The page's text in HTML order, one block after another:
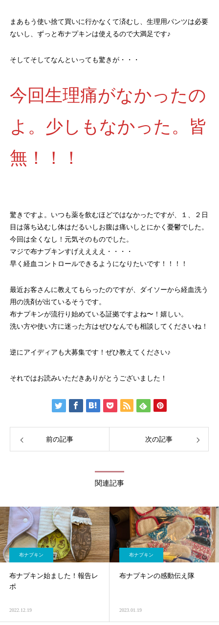
まあもう使い捨て買いに行かなくて済むし、生理用パンツは必要
ないし、ずっと布ナプキンは使えるので大満足です♪
そしてそしてなんといっても驚きが・・・
今回生理痛がなかったの
よ。少しもなかった。皆
無！！！
驚きですよ。いつも薬を飲むほどではなかったですが、１、２日
目は落ち込むし体はだるいしお腹は痛いしとにかく憂鬱でした。
今回は全くなし！元気そのものでした。
マジで布ナプキンすげええええ・・・・
早く経血コントロールできるようになりたいです！！！！
最近お客さんに教えてもらったのですが、ダイソーから経血洗う
用の洗剤が出ているそうです。
布ナプキンが流行り始めている証拠ですよね〜！嬉しい。
洗い方や使い方に迷った方はぜひなんでも相談してくださいね！
逆にアイディアも大募集です！ぜひ教えてください♪
それではお読みいただきありがとうございました！
前の記事 次の記事
関連記事
布ナプキン
布ナプキン始ました！報告レ
ポ
2022.12.19
布ナプキン
布ナプキンの感動伝え隊
2023.01.19